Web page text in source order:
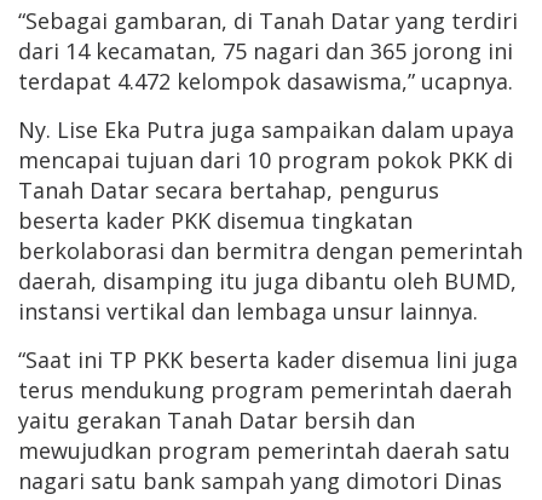
“Sebagai gambaran, di Tanah Datar yang terdiri
dari 14 kecamatan, 75 nagari dan 365 jorong ini
terdapat 4.472 kelompok dasawisma,” ucapnya.
Ny. Lise Eka Putra juga sampaikan dalam upaya
mencapai tujuan dari 10 program pokok PKK di
Tanah Datar secara bertahap, pengurus
beserta kader PKK disemua tingkatan
berkolaborasi dan bermitra dengan pemerintah
daerah, disamping itu juga dibantu oleh BUMD,
instansi vertikal dan lembaga unsur lainnya.
“Saat ini TP PKK beserta kader disemua lini juga
terus mendukung program pemerintah daerah
yaitu gerakan Tanah Datar bersih dan
mewujudkan program pemerintah daerah satu
nagari satu bank sampah yang dimotori Dinas